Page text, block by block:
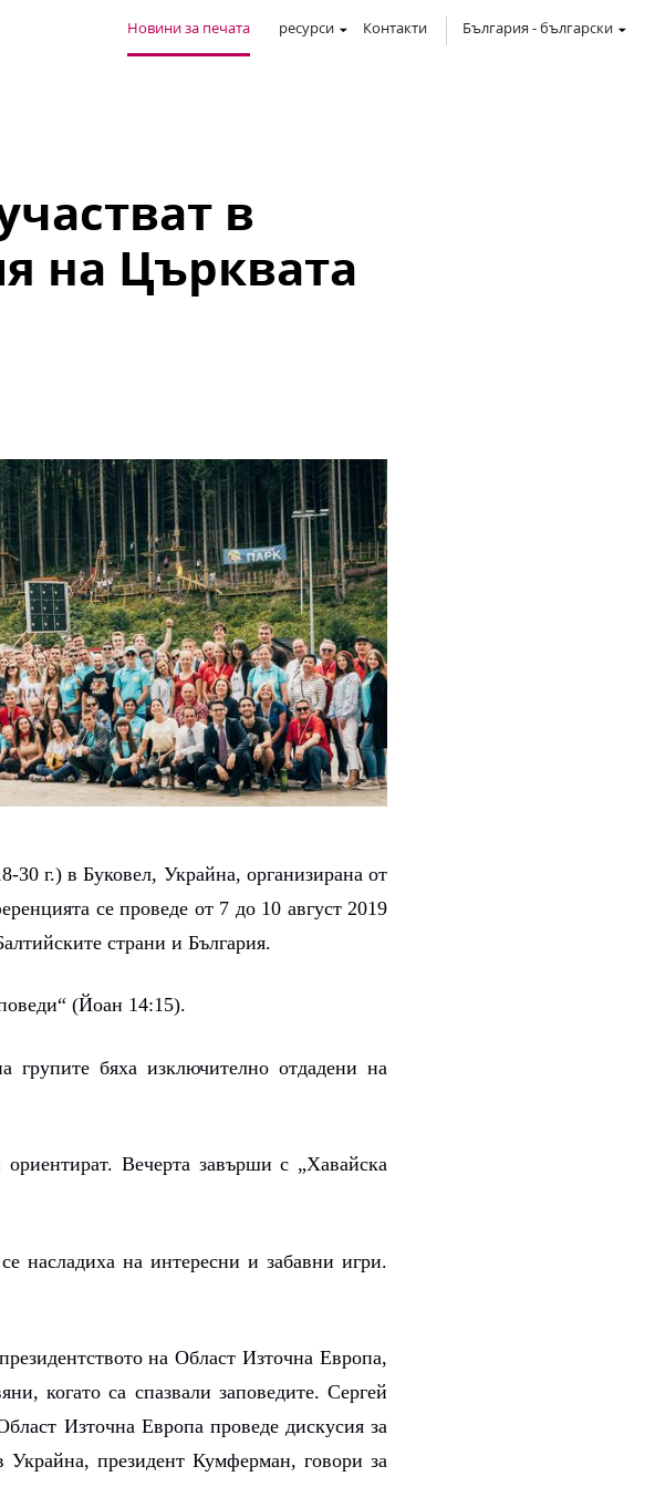
Новини за печата ресурси Контакти България -български
в
на Църквата
30 г.) в Буковел, Украйна, организирана от
се проведе от 7 до 10 август 2019
страни и България.
(Йоан 14:15).
групите бяха изключително отдадени на
Вечерта завърши с „Хавайска
насладиха на интересни и забавни игри.
на Област Източна Европа,
когато са спазвали заповедите. Сергей
Източна Европа проведе дискусия за
президент Кумферман, говори за